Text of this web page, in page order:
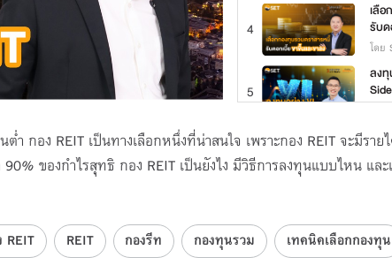
4
เลื
รับด
โดย
5
ลงทุ
6
ลง
โดย
โดย
รา
อง REIT เป็นทางเลือกหนึ่งที่น่าสนใจ เพราะกอง REIT จะมีราย
ของกำไรสุทธิ กอง REIT เป็นยังไง มีวิธีการลงทุนแบบไหน แล
REIT REIT กองรีท กองทุนรวม เทคนิคเลือกกองทุน